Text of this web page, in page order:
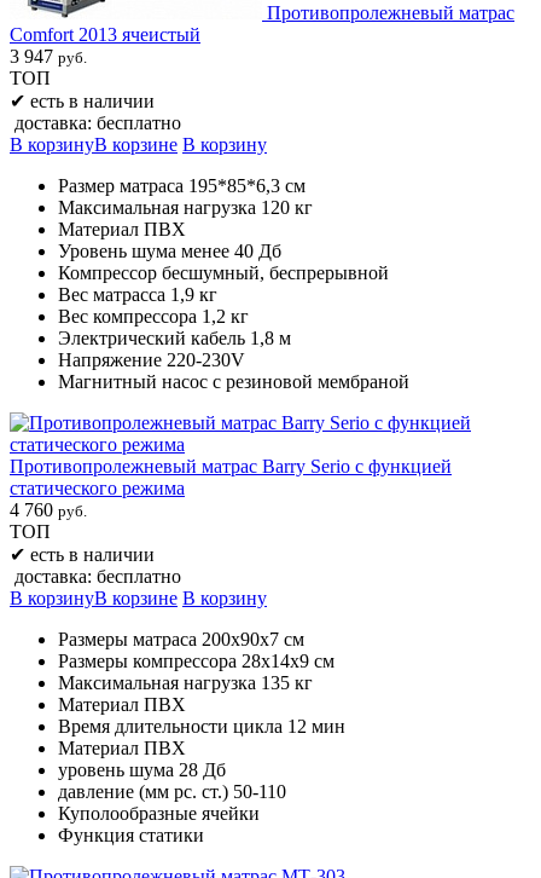
Противопролежневый матрас
Comfort 2013 ячеистый
3 947 руб.
ТОП
✔ есть в наличии
доставка: бесплатно
В корзинуВ корзине В корзину
Размер матраса 195*85*6,3 см
Максимальная нагрузка 120 кг
Материал ПВХ
Уровень шума менее 40 Дб
Компрессор бесшумный, беспрерывной
Вес матрасса 1,9 кг
Вес компрессора 1,2 кг
Электрический кабель 1,8 м
Напряжение 220-230V
Магнитный насос с резиновой мембраной
Противопролежневый матрас Barry Serio с функцией
статического режима
4 760 руб.
ТОП
✔ есть в наличии
доставка: бесплатно
В корзинуВ корзине В корзину
Размеры матраса 200х90х7 см
Размеры компрессора 28х14х9 см
Максимальная нагрузка 135 кг
Материал ПВХ
Время длительности цикла 12 мин
Материал ПВХ
уровень шума 28 Дб
давление (мм рс. ст.) 50-110
Куполообразные ячейки
Функция статики